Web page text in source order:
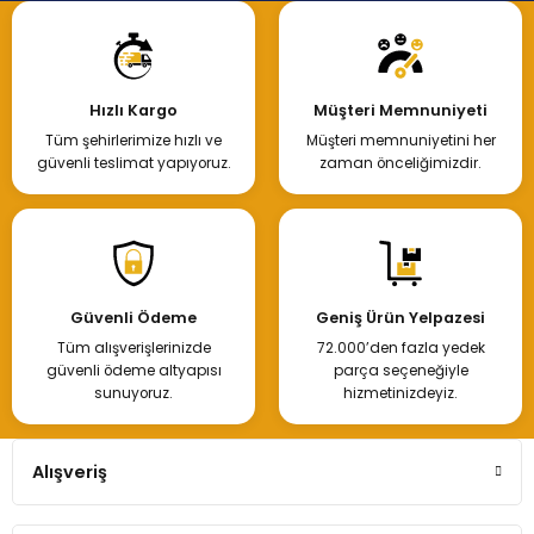
Hızlı Kargo
Tüm şehirlerimize hızlı ve
güvenli teslimat yapıyoruz.
Müşteri Memnuniyeti
Müşteri memnuniyetini her
zaman önceliğimizdir.
Güvenli Ödeme
Tüm alışverişlerinizde
güvenli ödeme altyapısı
sunuyoruz.
Geniş Ürün Yelpazesi
72.000’den fazla yedek
parça seçeneğiyle
hizmetinizdeyiz.
Alışveriş